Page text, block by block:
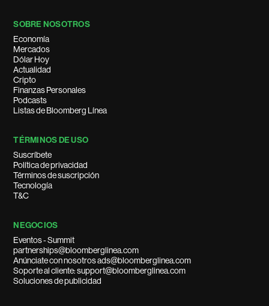
SOBRE NOSOTROS
Economía
Mercados
Dólar Hoy
Actualidad
Cripto
Finanzas Personales
Podcasts
Listas de Bloomberg Línea
TÉRMINOS DE USO
Suscríbete
Política de privacidad
Términos de suscripción
Tecnología
T&C
NEGOCIOS
Eventos - Summit
partnerships@bloomberglinea.com
Anúnciate con nosotros ads@bloomberglinea.com
Soporte al cliente: support@bloomberglinea.com
Soluciones de publicidad